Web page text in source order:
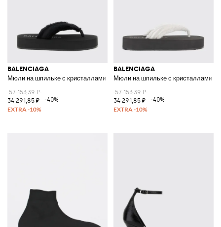
BALENCIAGA
Мюли на шпильке с кристаллами
57 153,39 ₽
34 291,85 ₽
-40%
BALENCIAGA
Мюли на шпильке с кристаллами
57 153,39 ₽
34 291,85 ₽
-40%